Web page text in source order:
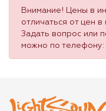
Внимание! Цены в
отличаться от цен
Задать вопрос или
можно по телефону: